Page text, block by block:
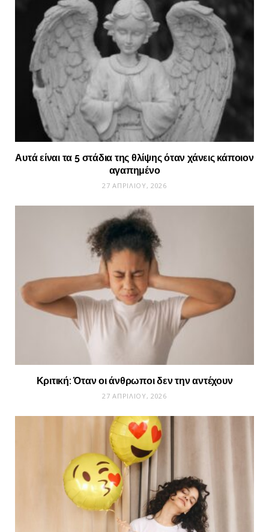
Αυτά είναι τα 5 στάδια της θλίψης όταν χάνεις κάποιον
αγαπημένο
27 ΑΠΡΙΛΊΟΥ, 2026
Κριτική: Όταν οι άνθρωποι δεν την αντέχουν
27 ΑΠΡΙΛΊΟΥ, 2026